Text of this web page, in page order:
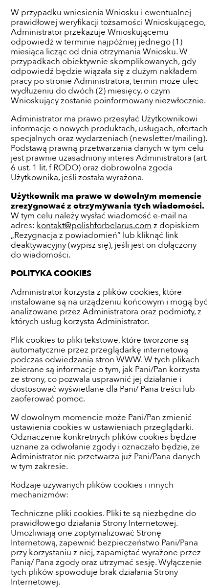
W przypadku wniesienia Wniosku i ewentualnej
prawidłowej weryfikacji tożsamości Wnioskującego,
Administrator przekazuje Wnioskującemu
odpowiedź w terminie najpóźniej jednego (1)
miesiąca licząc od dnia otrzymania Wniosku. W
przypadkach obiektywnie skomplikowanych, gdy
odpowiedź będzie wiązała się z dużym nakładem
pracy po stronie Administratora, termin może ulec
wydłużeniu do dwóch (2) miesięcy, o czym
Wnioskujący zostanie poinformowany niezwłocznie.
Administrator ma prawo przesyłać Użytkownikowi
informacje o nowych produktach, usługach, ofertach
specjalnych oraz wydarzeniach (newsletter/mailing).
Podstawą prawną przetwarzania danych w tym celu
jest prawnie uzasadniony interes Administratora (art.
6 ust. 1 lit. f RODO) oraz dobrowolna zgoda
Użytkownika, jeśli została wyrażona.
Użytkownik ma prawo w dowolnym momencie
zrezygnować z otrzymywania tych wiadomości.
W tym celu należy wysłać wiadomość e-mail na
adres: kontakt@polishforbelarus.com z dopiskiem
„Rezygnacja z powiadomień” lub kliknąć link
deaktywacyjny (wypisz się), jeśli jest on dołączony
do wiadomości.
POLITYKA COOKIES
Administrator korzysta z plików cookies, które
instalowane są na urządzeniu końcowym i mogą być
analizowane przez Administratora oraz podmioty, z
których usług korzysta Administrator.
Plik cookies to pliki tekstowe, które tworzone są
automatycznie przez przeglądarkę internetową
podczas odwiedzania stron WWW. W tych plikach
zbierane są informacje o tym, jak Pani/Pan korzysta
ze strony, co pozwala usprawnić jej działanie i
dostosować wyświetlane dla Pani/ Pana treści lub
zaoferować pomoc.
W dowolnym momencie może Pani/Pan zmienić
ustawienia cookies w ustawieniach przeglądarki.
Odznaczenie konkretnych plików cookies będzie
uznane za odwołanie zgody i oznaczało będzie, że
Administrator nie przetwarza już Pani/Pana danych
w tym zakresie.
Rodzaje używanych plików cookies i innych
mechanizmów:
Techniczne pliki cookies. Pliki te są niezbędne do
prawidłowego działania Strony Internetowej.
Umożliwiają one zoptymalizować Stronę
Internetową, zapewnić bezpieczeństwo Pani/Pana
przy korzystaniu z niej, zapamiętać wyrażone przez
Panią/ Pana zgody oraz utrzymać sesję. Wyłączenie
tych plików spowoduje brak działania Strony
Internetowej.